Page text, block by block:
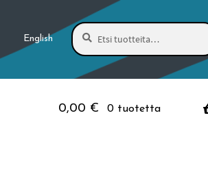
English
Etsi:
Haku
0,00 € 0 tuotetta